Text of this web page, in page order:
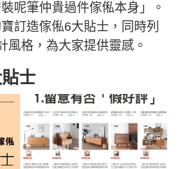
呢筆仲貴過件傢俬本身」。
訂造傢俬6大貼士，同時列
風格，為大家提供靈感。
士